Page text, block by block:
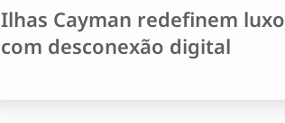
Ilhas Cayman redefinem luxo
com desconexão digital